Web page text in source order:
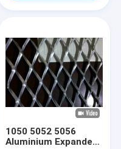
1050 5052 5056
Aluminium Expanded